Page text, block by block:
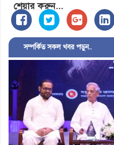
শেয়ার করুন...
সম্পর্কিত সকল খবর পড়ুন..